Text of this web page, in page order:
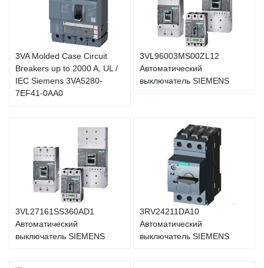
3VA Molded Case Circuit
Breakers up to 2000 A, UL /
IEC Siemens 3VA5280-
7EF41-0AA0
3VL96003MS00ZL12
Автоматический
выключатель SIEMENS
3VL27161SS360AD1
Автоматический
выключатель SIEMENS
3RV24211DA10
Автоматический
выключатель SIEMENS